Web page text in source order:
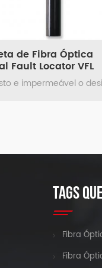
Fibra Óptica
Locator VFL
Robusto e impermeável o design. Bolso de tamanho e peso leve, fácil de usar.
TAGS
Fibra
Fibra